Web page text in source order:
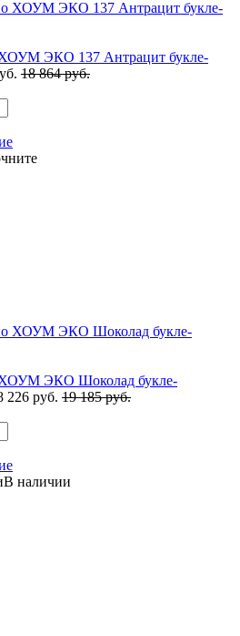
ХОУМ ЭКО 137 Антрацит букле-
18 864 руб.
ХОУМ ЭКО Шоколад букле-
226 руб. 19 185 руб.
В наличии